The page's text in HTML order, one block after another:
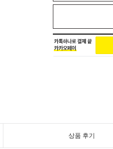
상품 후기